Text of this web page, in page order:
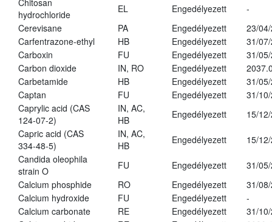
Chitosan
hydrochloride
EL Engedélyezett
-
Cerevisane
PA Engedélyezett
23/
Carfentrazone-ethyl
HB Engedélyezett
31/
Carboxin
FU Engedélyezett
31/
Carbon dioxide
IN, RO Engedélyezett
Carbetamide
HB Engedélyezett
31/
Captan
FU Engedélyezett
31/
Caprylic acid (CAS
124-07-2)
IN, AC,
HB
Engedélyezett
15/
Capric acid (CAS
334-48-5)
IN, AC,
HB
Engedélyezett
15/
Candida oleophila
strain O
FU Engedélyezett
31/
Calcium phosphide
RO Engedélyezett
31/
Calcium hydroxide
FU Engedélyezett
-
Calcium carbonate
RE Engedélyezett
31/